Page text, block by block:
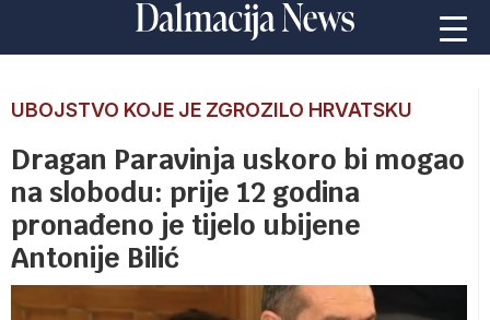
UBOJSTVO KOJE JE ZGROZILO HRVATSKU
Dragan Paravinja uskoro bi mogao
na slobodu: prije 12 godina
pronađeno je tijelo ubijene
Antonije Bilić